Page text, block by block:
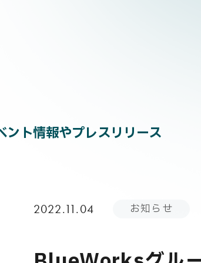
ント情報やプレスリリース
2022.11.04 お知らせ